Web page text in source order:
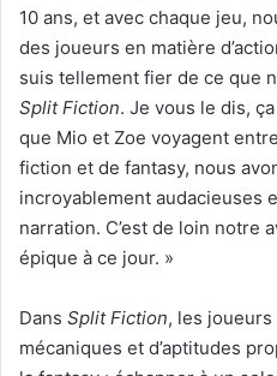
10 ans, et avec chaque jeu,
des joueurs en matière
suis tellement fier de ce que
Split Fiction. Je vous le dis,
que Mio et Zoe voyagent
fiction et de fantasy, nous
incroyablement audacieuses
narration. C’est de loin notre
épique à ce jour. »
Dans Split Fiction, les
mécaniques et d’aptitudes